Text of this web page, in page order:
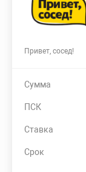
Привет, сосед!
Сумма
ПСК
Ставка
Срок